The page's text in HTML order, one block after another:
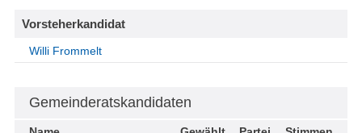
Vorsteherkandidat
Willi Frommelt
Gemeinderatskandidaten